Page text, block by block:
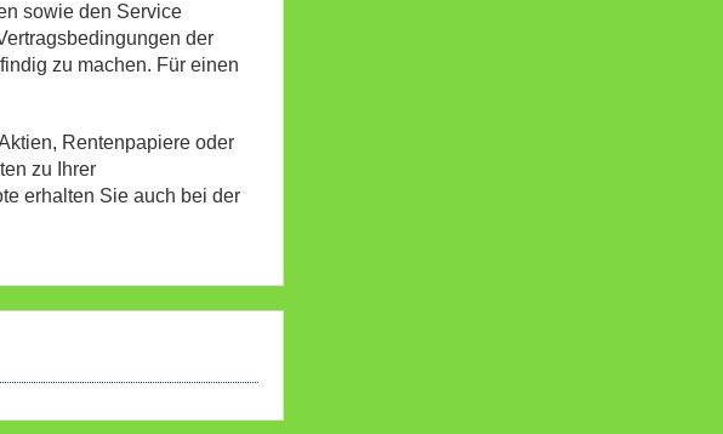
sowie den Service
der
zu machen. Für einen
Rentenpapiere oder
zu Ihrer
erhalten Sie auch bei der